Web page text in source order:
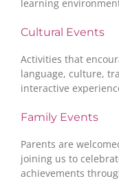
learning
Cultural Events
Activities that
language, culture,
interactive
Family Events
Parents are
joining us to
achievements